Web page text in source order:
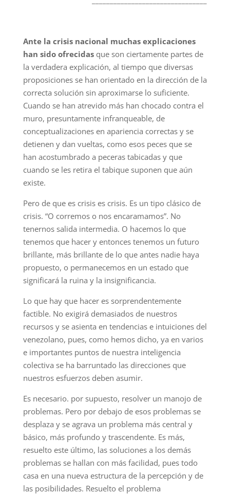
Ante la crisis nacional muchas explicaciones
han sido ofrecidasque son ciertamente partes de
la verdadera explicación, al tiempo que diversas
proposiciones se han orientado en la dirección de la
correcta solución sin aproximarse lo suficiente.
Cuando se han atrevido más han chocado contra el
muro, presuntamente infranqueable, de
conceptualizaciones en apariencia correctas y se
detienen y dan vueltas, como esos peces que se
han acostumbrado a peceras tabicadas y que
cuando se les retira el tabique suponen que aún
existe.
Pero de que es crisis es crisis. Es un tipo clásico de
crisis. “O corremos o nos encaramamos”. No
tenernos salida intermedia. O hacemos lo que
tenemos que hacer y entonces tenemos un futuro
brillante, más brillante de lo que antes nadie haya
propuesto, o permanecemos en un estado que
significará la ruina y la insignificancia.
Lo que hay que hacer es sorprendentemente
factible. No exigirá demasiados de nuestros
recursos y se asienta en tendencias e intuiciones del
venezolano, pues, como hemos dicho, ya en varios
e importantes puntos de nuestra inteligencia
colectiva se ha barruntado las direcciones que
nuestros esfuerzos deben asumir.
Es necesario. por supuesto, resolver un manojo de
problemas. Pero por debajo de esos problemas se
desplaza y se agrava un problema más central y
básico, más profundo y trascendente. Es más,
resuelto este último, las soluciones a los demás
problemas se hallan con más facilidad, pues todo
casa en una nueva estructura de la percepción y de
las posibilidades. Resuelto el problema